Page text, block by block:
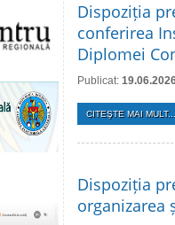
Dispoziția
conferirea
Diplomei
Publicat:
CITEŞTE MAI MULT...
Dispoziția
organizarea